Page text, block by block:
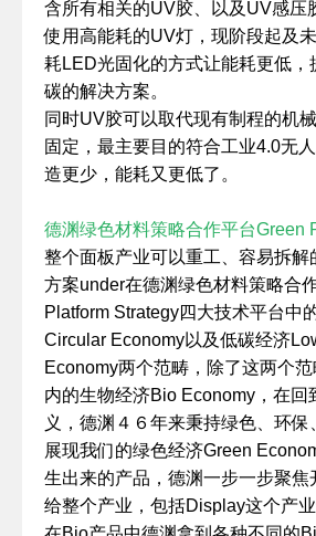
含所有相关的UV胶、以及UV感压
使用高能耗的UV灯，现阶段起及
耗LED光固化的方式让能耗更低，
碳的解决方案。
同时UV胶可以取代现有制程的机
固定，最主要目的符合工业4.0无
造更少，能耗又更低了。
德渊绿色材料策略合作平台Green
整个面板产业可以重工、容易拆解
方案under在德渊绿色材料策略合
Platform Strategy四大技术平台中
Circular Economy以及低碳经济
Economy两个范畴，除了这两个
内的生物经济Bio Economy，在回
义，德渊４６年来秉持绿色、环保
展现我们的绿色经济Green
生出来的产品，德渊一步一步聚焦
给整个产业，包括Display这个产业